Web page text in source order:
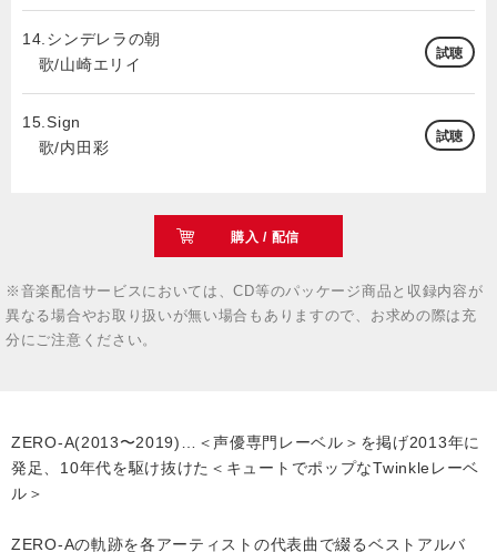
14.シンデレラの朝
歌/山崎エリイ
試聴
15.Sign
歌/内田彩
試聴
購入 / 配信
※音楽配信サービスにおいては、CD等のパッケージ商品と収録内容が
異なる場合やお取り扱いが無い場合もありますので、お求めの際は充
分にご注意ください。
ZERO-A(2013〜2019)…＜声優専門レーベル＞を掲げ2013年に
発足、10年代を駆け抜けた＜キュートでポップなTwinkleレーベ
ル＞
ZERO-Aの軌跡を各アーティストの代表曲で綴るベストアルバ